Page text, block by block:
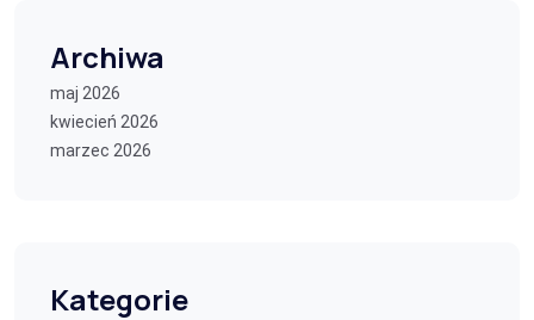
Archiwa
maj 2026
kwiecień 2026
marzec 2026
Kategorie